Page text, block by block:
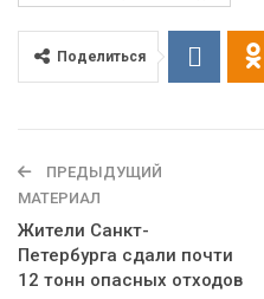
Поделиться
ПРЕДЫДУЩИЙ
МАТЕРИАЛ
Жители Санкт-
Петербурга сдали почти
12 тонн опасных отходов